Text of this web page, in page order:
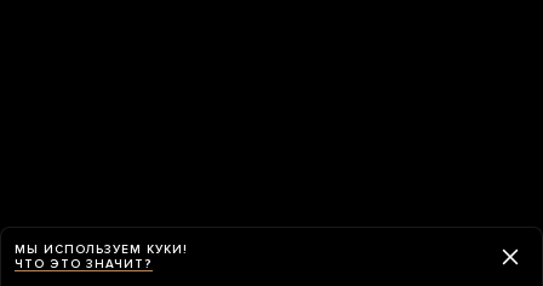
МЫ ИСПОЛЬЗУЕМ КУКИ!
ЧТО ЭТО ЗНАЧИТ?